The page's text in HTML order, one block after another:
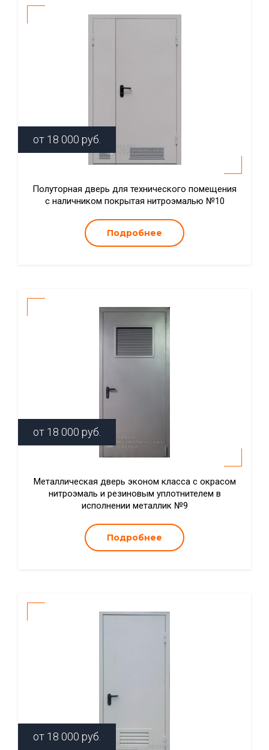
от 18 000 руб.
Полуторная дверь для технического помещения
с наличником покрытая нитроэмалью №10
Подробнее
от 18 000 руб.
Металлическая дверь эконом класса с окрасом
нитроэмаль и резиновым уплотнителем в
исполнении металлик №9
Подробнее
от 18 000 руб.